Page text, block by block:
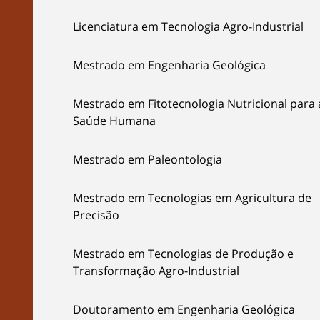
Licenciatura em Tecnologia Agro-Industrial
Mestrado em Engenharia Geológica
Mestrado em Fitotecnologia Nutricional para
Saúde Humana
Mestrado em Paleontologia
Mestrado em Tecnologias em Agricultura de
Precisão
Mestrado em Tecnologias de Produção e
Transformação Agro-Industrial
Doutoramento em Engenharia Geológica